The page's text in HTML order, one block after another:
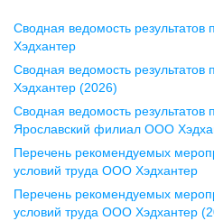
Воронеж
ул. Комиссаржевской, д. 10,
офис 1212
+7 473 280-05-05
pr@vrn.hh.ru
ул. Спартаковская, д. 2А, этаж 3,
Сводная ведомость
Хэдхантер
Сводная ведомость
Хэдхантер (2026)
Сводная ведомость
Ярославский филиал ООО
Перечень рекомендуемых
условий труда ООО Хэдхантер
Перечень рекомендуемых
условий труда ООО Хэдхантер